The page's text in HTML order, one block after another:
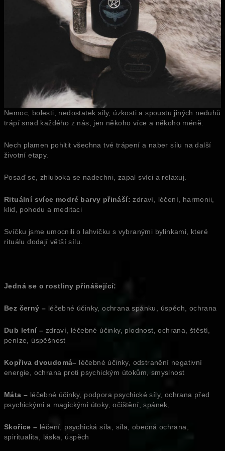
Nemoc, bolesti, nedostatek síly, úzkosti a spoustu jiných neduhů
trápí snad každého z nás, jen někoho více a někoho méně.
Nech plamen pohltit všechna tvé trápení a naber sílu na další
životní etapy.
Posaď se, zhluboka se nadechni, zapal svíci a relaxuj.
Rituální svíce modré barvy přináší: zdraví, léčení, harmonii,
klid, pohodu a meditaci
Svíčku jsme umocnili o lahvičku s vybranými bylinkami, které
rituálu dodají větší sílu.
Jedná se o rostliny přinášející:
Bez černý – léčebné účinky, ochrana spánku, úspěch, ochrana
Dub letní – zdraví, léčebné účinky, plodnost, ochrana, štěstí,
peníze, úspěšnost
Kopřiva dvoudomá– léčebné účinky, odstranění negativní
energie, ochrana proti psychickým útokům, smyslnost
Máta – léčebné účinky, podpora psychické síly, ochrana před
psychickými a magickými útoky, očištění, spánek,
Skořice – léčení, psychická síla, síla, obecná ochrana,
spiritualita, láska, úspěch